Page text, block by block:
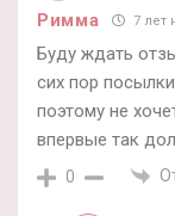
Римма 7 лет
Буду ждать
сих пор
поэтому не
впервые так
0